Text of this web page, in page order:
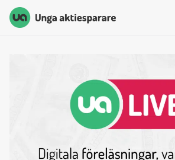
Unga Aktiesparare